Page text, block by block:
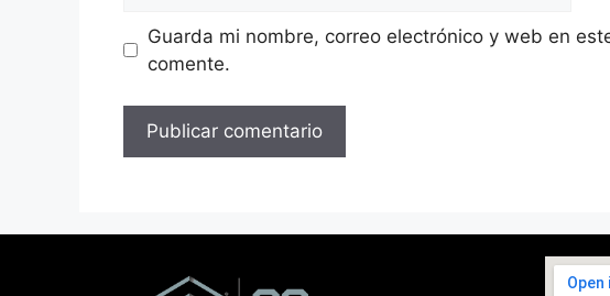
Guarda mi nombre, correo electrónico y web en
comente.